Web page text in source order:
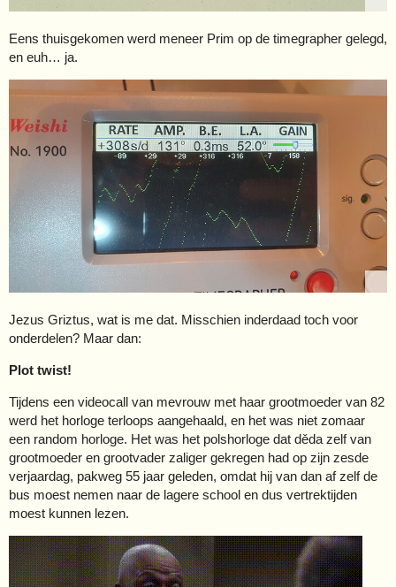
Eens thuisgekomen werd meneer Prim op de timegrapher gelegd,
en euh… ja.
Jezus Griztus, wat is me dat. Misschien inderdaad toch voor
onderdelen? Maar dan:
Plot twist!
Tijdens een videocall van mevrouw met haar grootmoeder van 82
werd het horloge terloops aangehaald, en het was niet zomaar
een random horloge. Het was het polshorloge dat děda zelf van
grootmoeder en grootvader zaliger gekregen had op zijn zesde
verjaardag, pakweg 55 jaar geleden, omdat hij van dan af zelf de
bus moest nemen naar de lagere school en dus vertrektijden
moest kunnen lezen.